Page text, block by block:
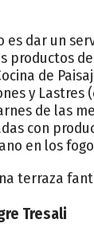
dar un
productos
de
y Lastres
de las
con
en los
terraza
Tresali